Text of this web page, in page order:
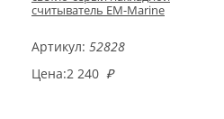
считыватель EM-Marine
Артикул: 52828
Цена:2 240 ₽